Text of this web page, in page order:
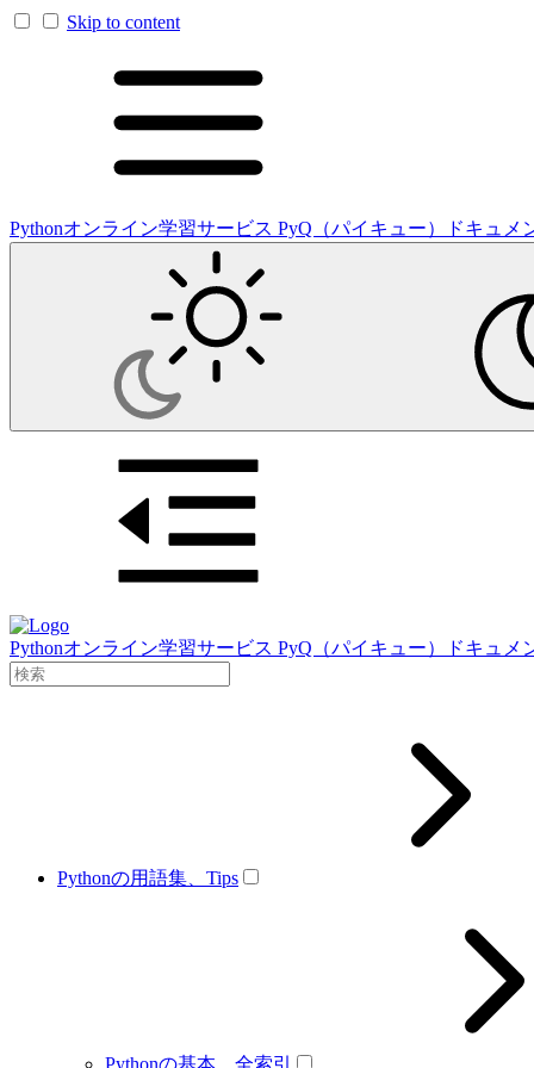
Skip to content
Pythonオンライン学習サービス PyQ（パイキュー）ドキュメ
Pythonオンライン学習サービス PyQ（パイキュー）ドキュメ
Pythonの用語集、Tips
Pythonの基本、全索引